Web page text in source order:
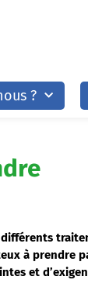
?
à prendre
et